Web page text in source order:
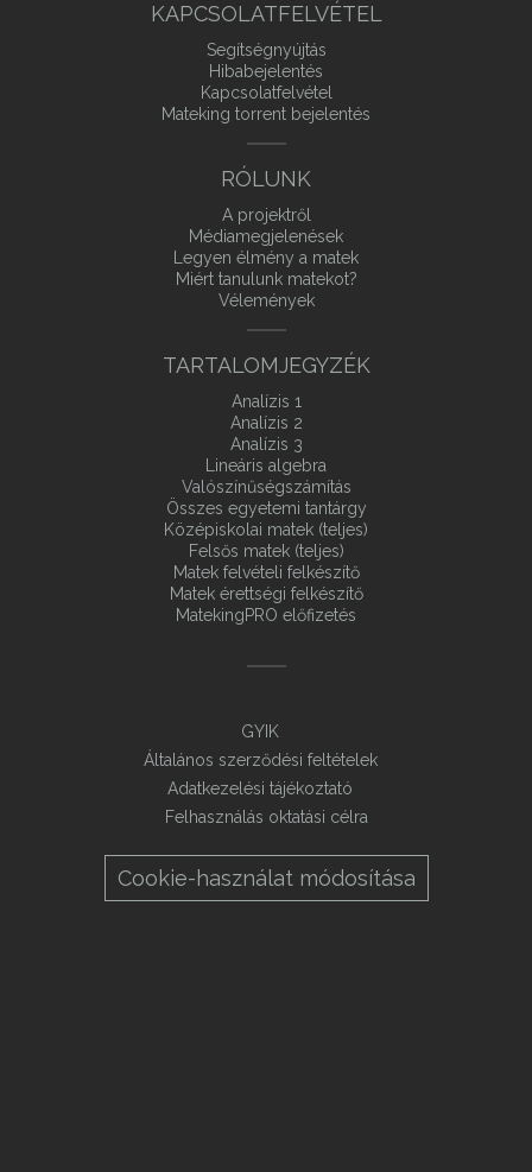
KAPCSOLATFELVÉTEL
Segítségnyújtás
Hibabejelentés
Kapcsolatfelvétel
Mateking torrent bejelentés
RÓLUNK
A projektről
Médiamegjelenések
Legyen élmény a matek
Miért tanulunk matekot?
Vélemények
TARTALOMJEGYZÉK
Analízis 1
Analízis 2
Analízis 3
Lineáris algebra
Valószínűségszámítás
Összes egyetemi tantárgy
Középiskolai matek (teljes)
Felsős matek (teljes)
Matek felvételi felkészítő
Matek érettségi felkészítő
MatekingPRO előfizetés
GYIK
Általános szerződési feltételek
Adatkezelési tájékoztató
Felhasználás oktatási célra
Cookie-használat módosítása